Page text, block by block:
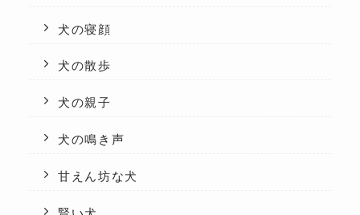
犬の寝顔
犬の散歩
犬の親子
犬の鳴き声
甘えん坊な犬